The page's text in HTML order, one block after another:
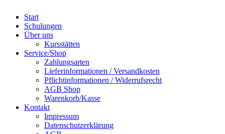
Start
Schulungen
Über uns
Kursstätten
Service/Shop
Zahlungsarten
Lieferinformationen / Versandkosten
Pflichtinformationen / Widerrufsrecht
AGB Shop
Warenkorb/Kasse
Kontakt
Impressum
Datenschutzerklärung